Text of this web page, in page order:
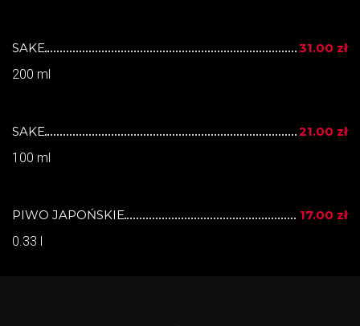
SAKE
31.00 zł
200 ml
SAKE
21.00 zł
100 ml
PIWO JAPOŃSKIE
17.00 zł
0.33 l